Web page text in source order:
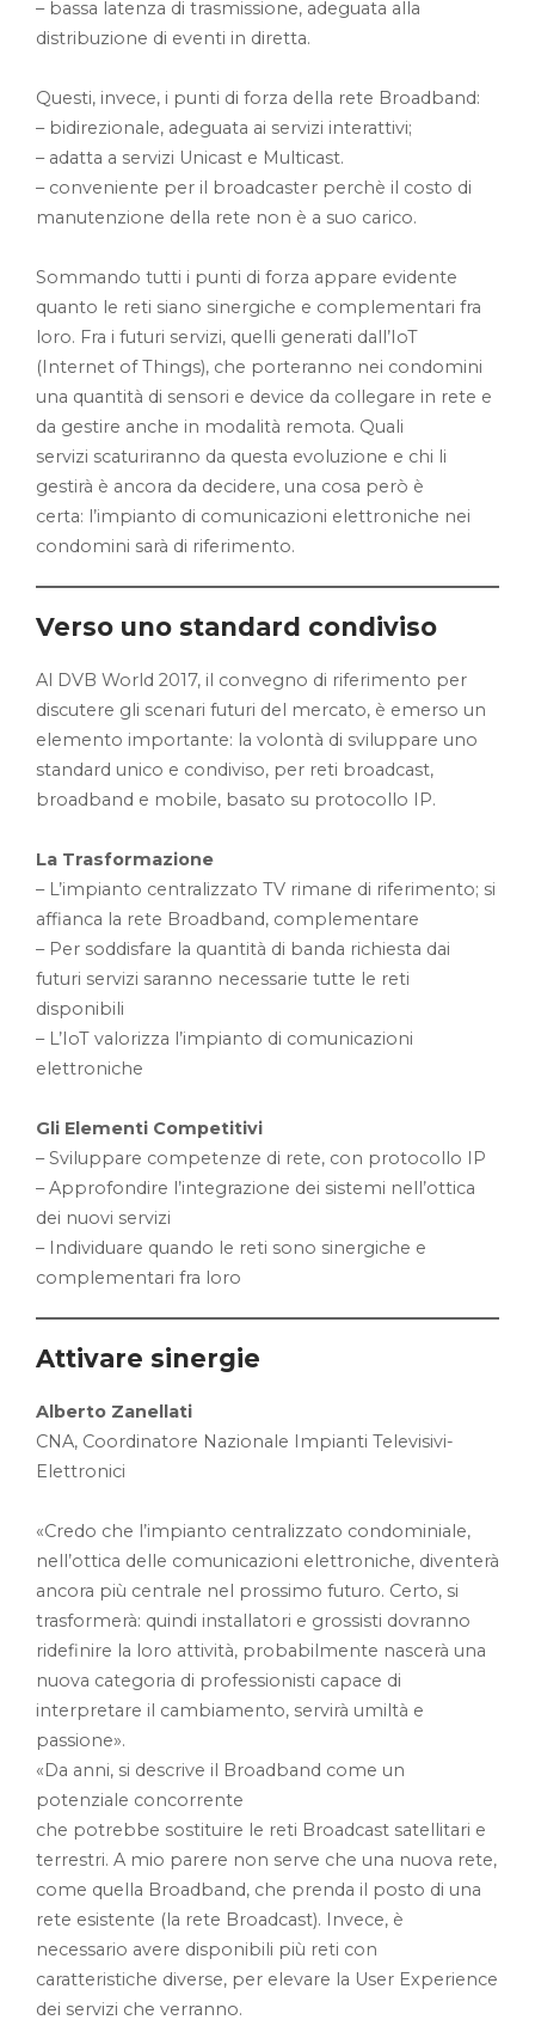
– bassa latenza di trasmissione, adeguata alla
distribuzione di eventi in diretta.
Questi, invece, i punti di forza della rete Broadband:
– bidirezionale, adeguata ai servizi interattivi;
– adatta a servizi Unicast e Multicast.
– conveniente per il broadcaster perchè il costo di
manutenzione della rete non è a suo carico.
Sommando tutti i punti di forza appare evidente
quanto le reti siano sinergiche e complementari fra
loro. Fra i futuri servizi, quelli generati dall’IoT
(Internet of Things), che porteranno nei condomini
una quantità di sensori e device da collegare in rete e
da gestire anche in modalità remota. Quali
servizi scaturiranno da questa evoluzione e chi li
gestirà è ancora da decidere, una cosa però è
certa: l’impianto di comunicazioni elettroniche nei
condomini sarà di riferimento.
Verso uno standard condiviso
Al DVB World 2017, il convegno di riferimento per
discutere gli scenari futuri del mercato, è emerso un
elemento importante: la volontà di sviluppare uno
standard unico e condiviso, per reti broadcast,
broadband e mobile, basato su protocollo IP.
La Trasformazione
– L’impianto centralizzato TV rimane di riferimento; si
affianca la rete Broadband, complementare
– Per soddisfare la quantità di banda richiesta dai
futuri servizi saranno necessarie tutte le reti
disponibili
– L’IoT valorizza l’impianto di comunicazioni
elettroniche
Gli Elementi Competitivi
– Sviluppare competenze di rete, con protocollo IP
– Approfondire l’integrazione dei sistemi nell’ottica
dei nuovi servizi
– Individuare quando le reti sono sinergiche e
complementari fra loro
Attivare sinergie
Alberto Zanellati
CNA, Coordinatore Nazionale Impianti Televisivi-
Elettronici
«Credo che l’impianto centralizzato condominiale,
nell’ottica delle comunicazioni elettroniche, diventerà
ancora più centrale nel prossimo futuro. Certo, si
trasformerà: quindi installatori e grossisti dovranno
ridefinire la loro attività, probabilmente nascerà una
nuova categoria di professionisti capace di
interpretare il cambiamento, servirà umiltà e
passione».
«Da anni, si descrive il Broadband come un
potenziale concorrente
che potrebbe sostituire le reti Broadcast satellitari e
terrestri. A mio parere non serve che una nuova rete,
come quella Broadband, che prenda il posto di una
rete esistente (la rete Broadcast). Invece, è
necessario avere disponibili più reti con
caratteristiche diverse, per elevare la User Experience
dei servizi che verranno.